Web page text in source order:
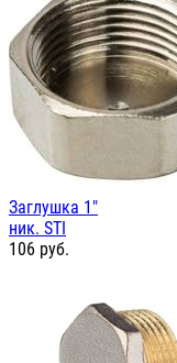
Заглушка 1"
ник. STI
106 руб.